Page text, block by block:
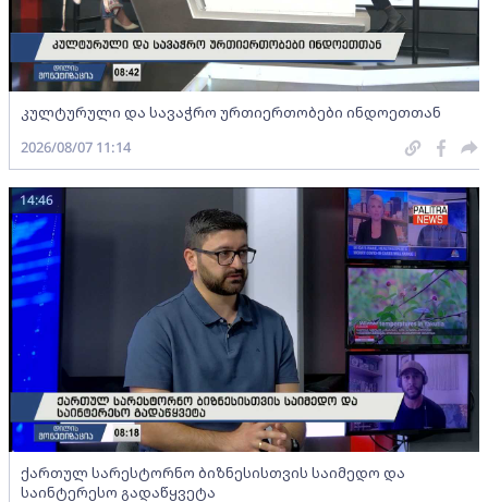
კულტურული და სავაჭრო ურთიერთობები ინდოეთთან
2026/08/07 11:14
ქართულ სარესტორნო ბიზნესისთვის საიმედო და
საინტერესო გადაწყვეტა
14:46